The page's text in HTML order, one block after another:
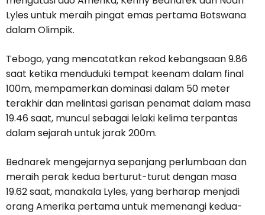
Lyles untuk meraih pingat emas pertama Botswana
dalam Olimpik.
Tebogo, yang mencatatkan rekod kebangsaan 9.86
saat ketika menduduki tempat keenam dalam final
100m, mempamerkan dominasi dalam 50 meter
terakhir dan melintasi garisan penamat dalam masa
19.46 saat, muncul sebagai lelaki kelima terpantas
dalam sejarah untuk jarak 200m.
Bednarek mengejarnya sepanjang perlumbaan dan
meraih perak kedua berturut-turut dengan masa
19.62 saat, manakala Lyles, yang berharap menjadi
orang Amerika pertama untuk memenangi kedua-